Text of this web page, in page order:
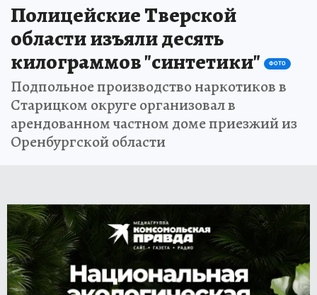
Полицейские Тверской
области изъяли десять
килограммов "синтетики"
ФОТО
Подпольное производство наркотиков в
Старицком округе организовал в
арендованном частном доме приезжий из
Оренбургской области